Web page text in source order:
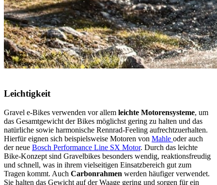
Leichtigkeit
Gravel e-Bikes verwenden vor allem leichte Motorensysteme, um
das Gesamtgewicht der Bikes möglichst gering zu halten und das
natürliche sowie harmonische Rennrad-Feeling aufrechtzuerhalten.
Hierfür eignen sich beispielsweise Motoren von Mahle oder auch
der neue Bosch Performance Line SX Motor. Durch das leichte
Bike-Konzept sind Gravelbikes besonders wendig, reaktionsfreudig
und schnell, was in ihrem vielseitigen Einsatzbereich gut zum
Tragen kommt. Auch Carbonrahmen werden häufiger verwendet.
Sie halten das Gewicht auf der Waage gering und sorgen für ein